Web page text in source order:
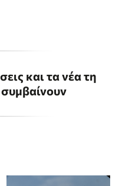
και τα νέα τη